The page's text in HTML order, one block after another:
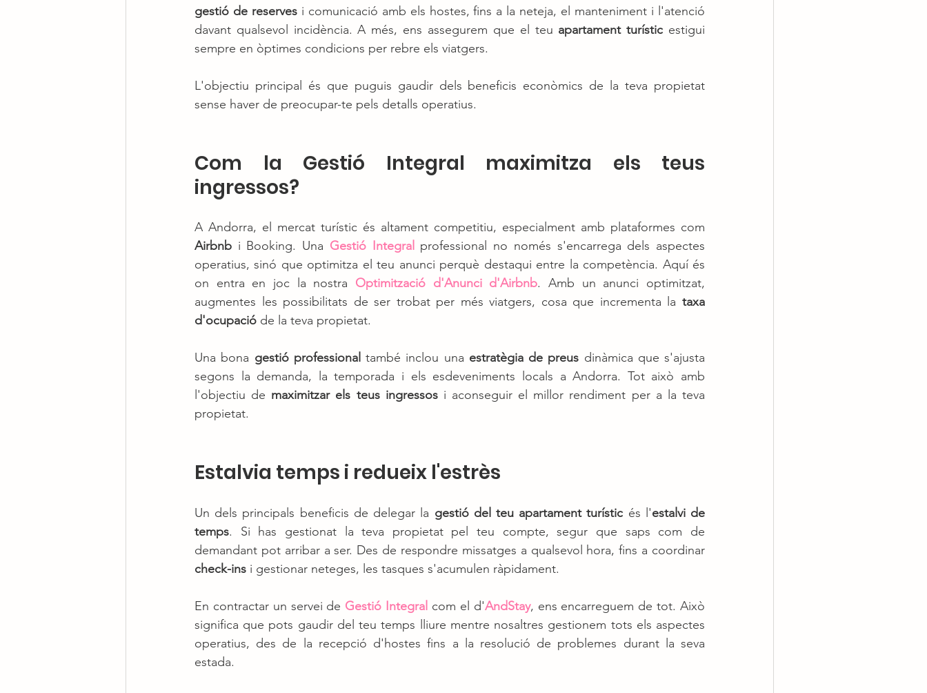
gestió de reserves i comunicació amb els hostes, fins a la neteja, el manteniment i l'atenció
davant qualsevol incidència. A més, ens assegurem que el teu apartament turístic estigui
sempre en òptimes condicions per rebre els viatgers.
L'objectiu principal és que puguis gaudir dels beneficis econòmics de la teva propietat
sense haver de preocupar-te pels detalls operatius.
Com la Gestió Integral maximitza els teus
ingressos?
Airbnb i Booking. Una Gestió Integral professional no només s'encarrega dels aspectes
operatius, sinó que optimitza el teu anunci perquè destaqui entre la competència. Aquí és
on entra en joc la nostra Optimització d'Anunci d'Airbnb. Amb un anunci optimitzat,
augmentes les possibilitats de ser trobat per més viatgers, cosa que incrementa la taxa
d'ocupació de la teva propietat.
Una bona gestió professional també inclou una estratègia de preus dinàmica que s'ajusta
segons la demanda, la temporada i els esdeveniments locals a Andorra. Tot això amb
l'objectiu de maximitzar els teus ingressos i aconseguir el millor rendiment per a la teva
propietat.
Estalvia temps i redueix l'estrès
Un dels principals beneficis de delegar la gestió del teu apartament turístic és l'estalvi de
temps. Si has gestionat la teva propietat pel teu compte, segur que saps com de
check-ins i gestionar neteges, les tasques s'acumulen ràpidament.
En contractar un servei de Gestió Integral com el d'AndStay, ens encarreguem de tot. Això
significa que pots gaudir del teu temps lliure mentre nosaltres gestionem tots els aspectes
operatius, des de la recepció d'hostes fins a la resolució de problemes durant la seva
estada.